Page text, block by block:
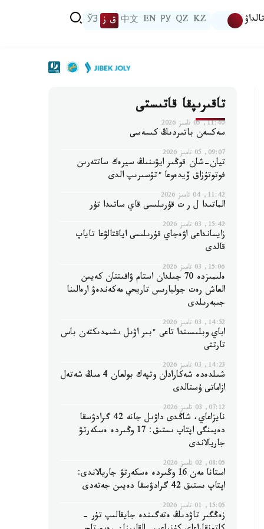
تالداۋ KZ
QZ
РУ
EN
中文 ق ز ЎЗ
تاقىرىپقا قاتىستى
11:40, 05 تامىز 2026
سەكسەن باتىردىڭ كىسەسى
09:07, 05 تامىز 2026
تيان-شان قوڭىر ايۋىنىڭ سيرەك ساتتەرىن
فوتوتۇزاق ۆيدەوعا ءتۇسىرىپ الدى
11:42, 04 تامىز 2026
الماتىدا ل ر ت قۇرىلىسى قاي ساتىدا تۇر
15:42, 03 تامىز 2026
زايسانداعى اۋەجاي قۇرىلىسى اياقتالۋعا تاياپ
قالدى
15:06, 03 تامىز 2026
ەلىمىزدە 70 جىلدان استام ۋاقىتتان كەيىن
العاش رەت جولبارىس تاريحي مەكەندەۋ ارەالىنا
جىبەرىلدى
14:52, 03 تامىز 2026
اباي وبلىسىندا تاعى ءبىر اۋىل ىشىمدىكتەن باس
تارتتى
14:23, 03 تامىز 2026
شىلدەدە شەكارادان وتپەك بولعان 4 مىڭ شەتەل
ازاماتى ۇستالدى
07:12, 03 تامىز 2026
نايزاعاي، شاڭدى داۋىل جانە 42 گرادۋسقا
دەيىنگى اپتاپ ىستىق: 17 وڭىردە ەسكەرتۋ
جاريالاندى
08:05, 02 تامىز 2026
استانا مەن 16 وڭىردە ەسكەرتۋ جاريالاندى:
اپتاپ ىستىق 42 گرادۋسقا دەيىن جەتەدى
15:05, 01 تامىز 2026
زەڭگىر تاۋدىڭ ەتەگىندە جايقالىپ تۇر -